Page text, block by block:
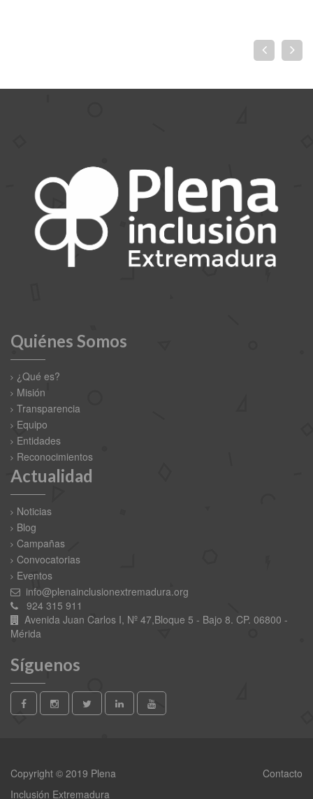
Quiénes Somos
¿Qué es?
Misión
Transparencia
Equipo
Entidades
Reconocimientos
Actualidad
Noticias
Blog
Campañas
Convocatorias
Eventos
info@plenainclusionextremadura.org
924 315 911
Avenida Juan Carlos I, Nº 47,Bloque 5 - Bajo 8. CP. 06800 -
Mérida
Síguenos
Copyright © 2019 Plena
Inclusión Extremadura
Contacto